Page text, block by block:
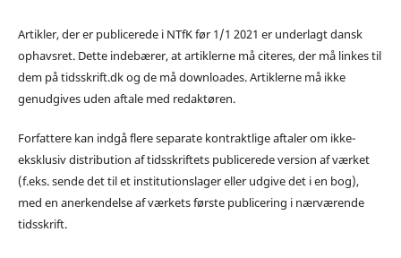
Artikler, der er publicerede i NTfK før 1/1 2021 er underlagt dansk
ophavsret. Dette indebærer, at artiklerne må citeres, der må linkes til
dem på tidsskrift.dk og de må downloades. Artiklerne må ikke
genudgives uden aftale med redaktøren.
Forfattere kan indgå flere separate kontraktlige aftaler om ikke-
eksklusiv distribution af tidsskriftets publicerede version af værket
(f.eks. sende det til et institutionslager eller udgive det i en bog),
med en anerkendelse af værkets første publicering i nærværende
tidsskrift.